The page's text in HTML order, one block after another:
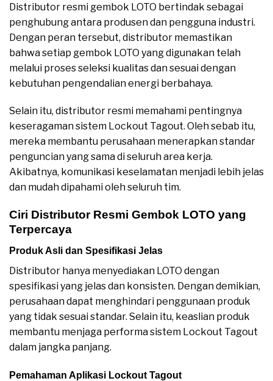
Distributor resmi gembok LOTO bertindak sebagai
penghubung antara produsen dan pengguna industri.
Dengan peran tersebut, distributor memastikan
bahwa setiap gembok LOTO yang digunakan telah
melalui proses seleksi kualitas dan sesuai dengan
kebutuhan pengendalian energi berbahaya.
Selain itu, distributor resmi memahami pentingnya
keseragaman sistem Lockout Tagout. Oleh sebab itu,
mereka membantu perusahaan menerapkan standar
penguncian yang sama di seluruh area kerja.
Akibatnya, komunikasi keselamatan menjadi lebih jelas
dan mudah dipahami oleh seluruh tim.
Ciri Distributor Resmi Gembok LOTO yang
Terpercaya
Produk Asli dan Spesifikasi Jelas
Distributor hanya menyediakan LOTO dengan
spesifikasi yang jelas dan konsisten. Dengan demikian,
perusahaan dapat menghindari penggunaan produk
yang tidak sesuai standar. Selain itu, keaslian produk
membantu menjaga performa sistem Lockout Tagout
dalam jangka panjang.
Pemahaman Aplikasi Lockout Tagout